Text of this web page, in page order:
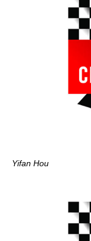
Yifan Hou